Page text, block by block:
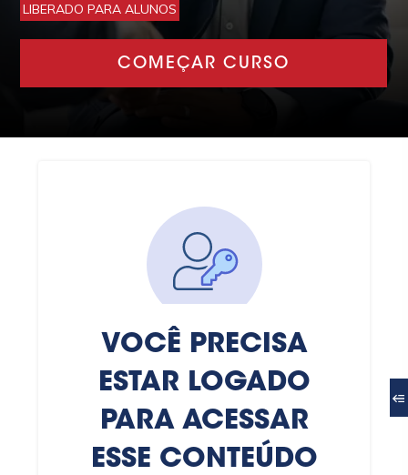
LIBERADO PARA ALUNOS
COMEÇAR CURSO
VOCÊ PRECISA
ESTAR LOGADO
PARA ACESSAR
ESSE CONTEÚDO